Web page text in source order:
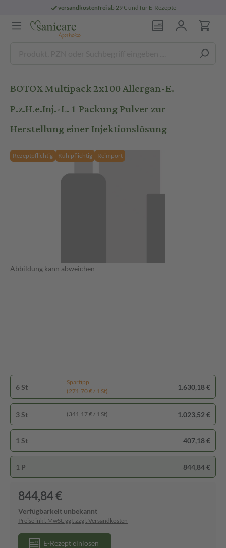
versandkostenfreiab 29 € und für E-Rezepte
BOTOX Multipack 2x100 Allergan-E.
P.z.H.e.Inj.-L. 1 Packung Pulver zur
Herstellung einer Injektionslösung
Rezeptpflichtig Kühlpflichtig Reimport
Abbildung kann abweichen
6 St
Spartipp
(271,70 € / 1 St)
1.630,18 €
3 St (341,17 € / 1 St) 1.023,52 €
1 St 407,18 €
1 P 844,84 €
844,84 €
Verfügbarkeit unbekannt
Preise inkl. MwSt. ggf. zzgl. Versandkosten
E-Rezept einlösen